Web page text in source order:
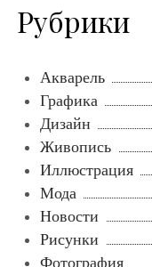
Рубрики
Акварель
Графика
Дизайн
Живопись
Иллюстрация
Мода
Новости
Рисунки
Фотография